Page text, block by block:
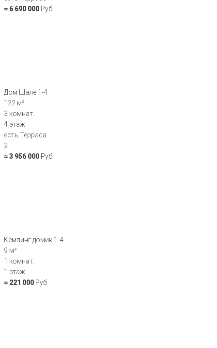
≈ 6 690 000 Руб
Дом Шале 1-4
122 м²
3 комнат.
4 этаж.
есть Терраса
2
≈ 3 956 000 Руб
Кемпинг домик 1-4
9 м²
1 комнат.
1 этаж.
≈ 221 000 Руб